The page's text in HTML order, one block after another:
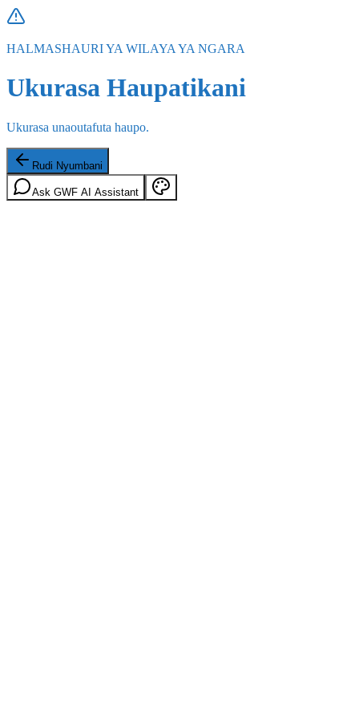
HALMASHAURI YA WILAYA YA NGARA
Ukurasa Haupatikani
Ukurasa unaoutafuta haupo.
Rudi Nyumbani
Ask GWF AI Assistant